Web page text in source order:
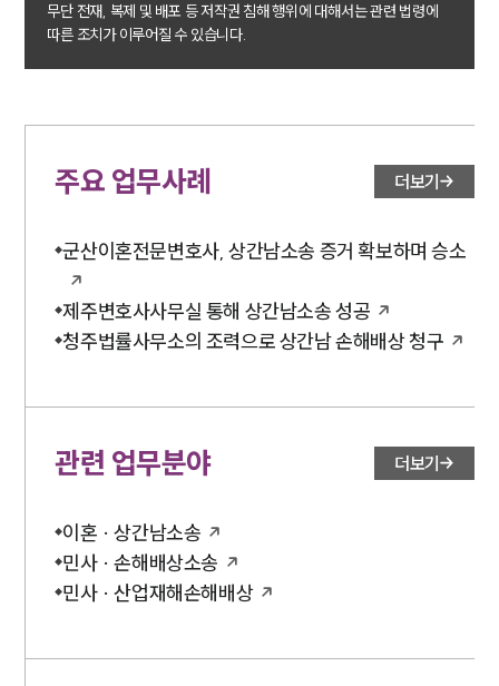
업무분야
구성원 소개
소식/자료
언론보도
법률서식
대륜법률상담예약
대륜법률상담예약
무단 전재, 복제 및 배포 등 저작권 침해 행위에 대해서는 관련 법령에
따른 조치가 이루어질 수 있습니다.
주요 업무사례 더보기
군산이혼전문변호사, 상간남소송 증거 확보하며 승소
제주변호사사무실 통해 상간남소송 성공
청주법률사무소의 조력으로 상간남 손해배상 청구
관련 업무분야 더보기
이혼 · 상간남소송
민사 · 손해배상소송
민사 · 산업재해손해배상